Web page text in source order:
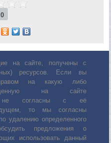
0
на сайте, получены с
ресурсов. Если вы
на какую либо
на сайте
с её
то мы согласны
удалению определенного
предложения о
использовать данный